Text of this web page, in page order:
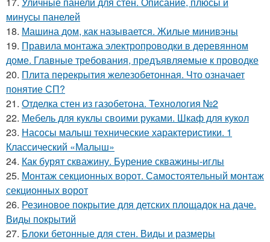
минусы панелей
18. Машина дом, как называется. Жилые минивэны
19. Правила монтажа электропроводки в деревянном
доме. Главные требования, предъявляемые к проводке
20. Плита перекрытия железобетонная. Что означает
понятие СП?
21. Отделка стен из газобетона. Технология №2
22. Мебель для куклы своими руками. Шкаф для кукол
23. Насосы малыш технические характеристики. 1
Классический «Малыш»
24. Как бурят скважину. Бурение скважины-иглы
25. Монтаж секционных ворот. Самостоятельный монтаж
секционных ворот
26. Резиновое покрытие для детских площадок на даче.
Виды покрытий
27. Блоки бетонные для стен. Виды и размеры